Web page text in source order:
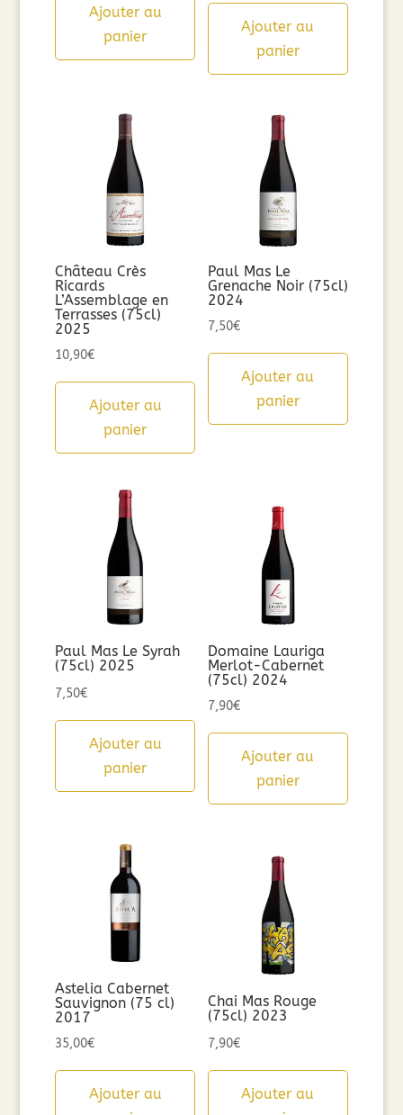
Ajouter au
panier
Ajouter au
panier
Château Crès
Ricards
L’Assemblage en
Terrasses (75cl)
2025
10,90€
Ajouter au
panier
Paul Mas Le
Grenache Noir (75cl)
2024
7,50€
Ajouter au
panier
Paul Mas Le Syrah
(75cl) 2025
7,50€
Ajouter au
panier
Domaine Lauriga
Merlot-Cabernet
(75cl) 2024
7,90€
Ajouter au
panier
Astelia Cabernet
Sauvignon (75 cl)
2017
35,00€
Ajouter au
Chai Mas Rouge
(75cl) 2023
7,90€
Ajouter au